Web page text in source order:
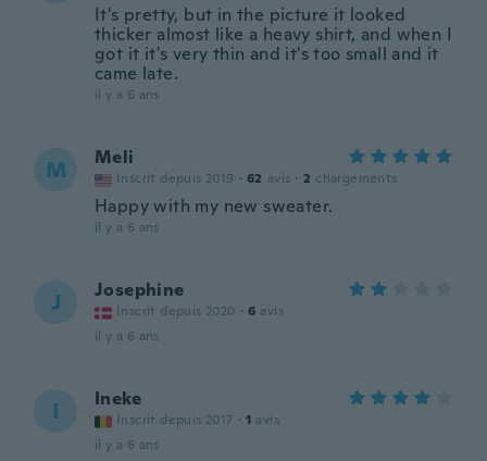
It's pretty, but in the picture it looked
thicker almost like a heavy shirt, and when I
got it it's very thin and it's too small and it
came late.
il y a 6 ans
M Meli
Inscrit depuis 2019 · 62 avis · 2 chargements
Happy with my new sweater.
il y a 6 ans
J Josephine
Inscrit depuis 2020 · 6 avis
il y a 6 ans
I Ineke
Inscrit depuis 2017 · 1 avis
il y a 6 ans